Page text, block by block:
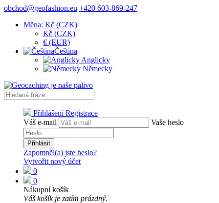
obchod@geofashion.eu +420 603-869-247
Měna: Kč (CZK)
Kč (CZK)
€ (EUR)
Čeština
Anglicky
Německy
Přihlášení Registrace
Váš e-mail
Vaše heslo
Přihlásit
Zapomněl(a) jste heslo?
Vytvořit nový účet
0
0
Nákupní košík
Váš košík je zatím prázdný.